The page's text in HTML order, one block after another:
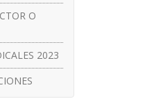
O
2023